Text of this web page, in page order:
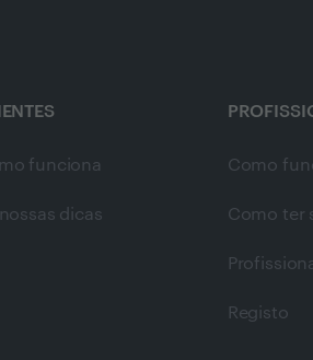
funciona
dicas
Como
Como ter
Registo